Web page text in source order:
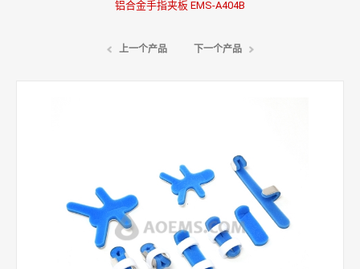
铝合金手指夹板 EMS-A404B
上一个产品 下一个产品